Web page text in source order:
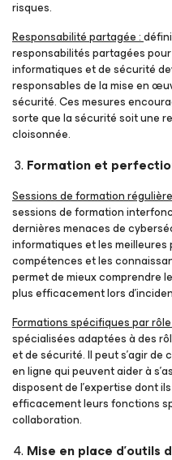
risques.
Responsabilité partagée :
responsabilités partagées
informatiques et de sécurité
responsables de la mise en
sécurité. Ces mesures
sorte que la sécurité soit une
cloisonnée.
Formation et
Sessions de formation
sessions de formation
dernières menaces de
informatiques et les
compétences et les
permet de mieux comprendre
plus efficacement lors
Formations spécifiques par
spécialisées adaptées à des
et de sécurité. Il peut s’agir de
en ligne qui peuvent aider à
disposent de l’expertise dont
efficacement leurs fonctions
collaboration.
Mise en place d’outils